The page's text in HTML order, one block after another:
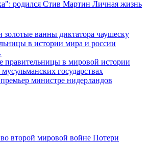
родился Стив Мартин Личная жизнь